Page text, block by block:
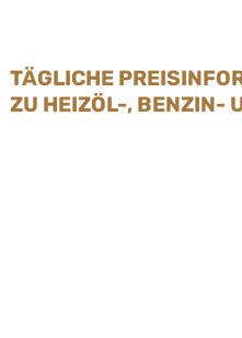
TÄGLICHE
ZU HEIZÖL-, BENZIN-